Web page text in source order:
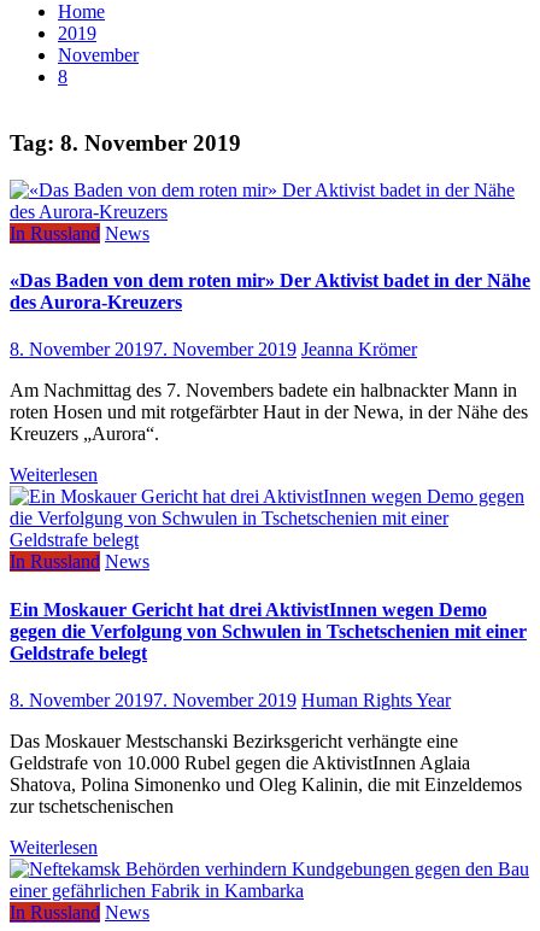
Home
2019
November
8
Tag: 8. November 2019
In Russland News
«Das Baden von dem roten mir» Der Aktivist badet in der Nähe
des Aurora-Kreuzers
8. November 20197. November 2019 Jeanna Krömer
Am Nachmittag des 7. Novembers badete ein halbnackter Mann in
roten Hosen und mit rotgefärbter Haut in der Newa, in der Nähe des
Kreuzers „Aurora“.
Weiterlesen
In Russland News
Ein Moskauer Gericht hat drei AktivistInnen wegen Demo
gegen die Verfolgung von Schwulen in Tschetschenien mit einer
Geldstrafe belegt
8. November 20197. November 2019 Human Rights Year
Das Moskauer Mestschanski Bezirksgericht verhängte eine
Geldstrafe von 10.000 Rubel gegen die AktivistInnen Aglaia
Shatova, Polina Simonenko und Oleg Kalinin, die mit Einzeldemos
zur tschetschenischen
Weiterlesen
In Russland News